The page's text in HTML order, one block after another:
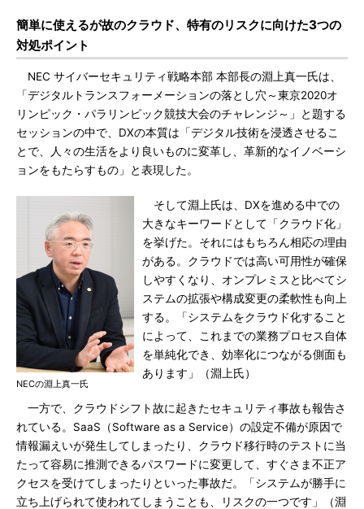
簡単に使えるが故のクラウド、特有のリスクに向けた3つの
対処ポイント
NEC サイバーセキュリティ戦略本部 本部長の淵上真一氏は、
「デジタルトランスフォーメーションの落とし穴～東京2020オ
リンピック・パラリンピック競技大会のチャレンジ～」と題する
セッションの中で、DXの本質は「デジタル技術を浸透させるこ
とで、人々の生活をより良いものに変革し、革新的なイノベーシ
ョンをもたらすもの」と表現した。
NECの淵上真一氏
そして淵上氏は、DXを進める中での
大きなキーワードとして「クラウド化」
を挙げた。それにはもちろん相応の理由
がある。クラウドでは高い可用性が確保
しやすくなり、オンプレミスと比べてシ
ステムの拡張や構成変更の柔軟性も向上
する。「システムをクラウド化すること
によって、これまでの業務プロセス自体
を単純化でき、効率化につながる側面も
あります」（淵上氏）
一方で、クラウドシフト故に起きたセキュリティ事故も報告さ
れている。SaaS（Software as a Service）の設定不備が原因で
情報漏えいが発生してしまったり、クラウド移行時のテストに当
たって容易に推測できるパスワードに変更して、すぐさま不正ア
クセスを受けてしまったりといった事故だ。「システムが勝手に
立ち上げられて使われてしまうことも、リスクの一つです」（淵